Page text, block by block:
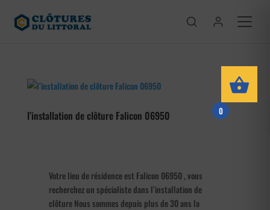
l’installation de clôture Falicon 06950
Votre lieu de résidence est Falicon 06950 , vous
recherchez un spécialiste dans l’installation de
clôture Nous sommes depuis plus de 30 ans la
0